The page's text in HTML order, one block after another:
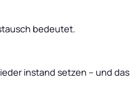
bedeutet.
instand setzen – und das